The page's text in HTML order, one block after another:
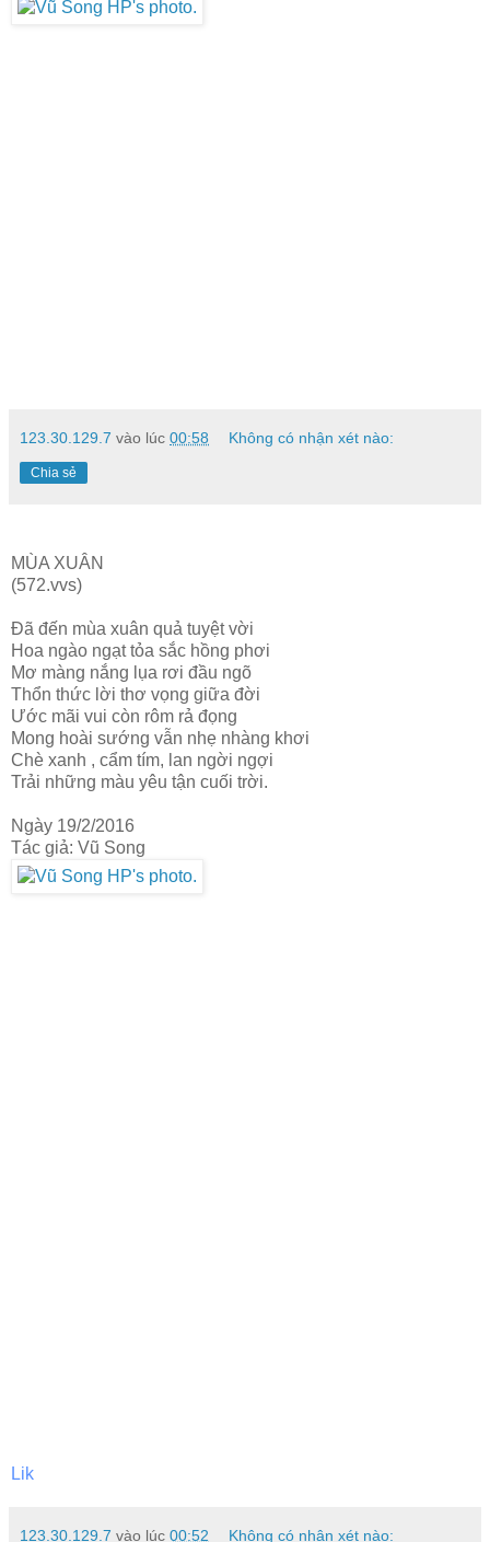
123.30.129.7 vào lúc 00:58 Không có nhận xét nào:
Chia sẻ
MÙA XUÂN
(572.vvs)
Đã đến mùa xuân quả tuyệt vời
Hoa ngào ngạt tỏa sắc hồng phơi
Mơ màng nắng lụa rơi đầu ngõ
Thổn thức lời thơ vọng giữa đời
Ước mãi vui còn rôm rả đọng
Mong hoài sướng vẫn nhẹ nhàng khơi
Chè xanh , cẩm tím, lan ngời ngợi
Trải những màu yêu tận cuối trời.
Ngày 19/2/2016
Tác giả: Vũ Song
Lik
123.30.129.7 vào lúc 00:52 Không có nhận xét nào: